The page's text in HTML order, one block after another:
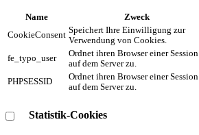
Name Zweck
CookieConsent Speichert Ihre Einwilligung zur
Verwendung von Cookies.
fe_typo_user
Ordnet ihren Browser einer Session
auf dem Server zu.
PHPSESSID
Ordnet ihren Browser einer Session
auf dem Server zu.
Statistik-Cookies